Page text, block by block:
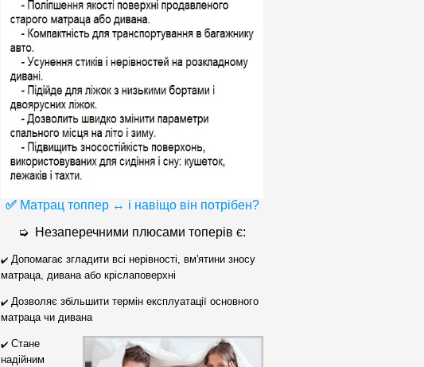
✅ Матрац топпер ↔ і навіщо він потрібен?
➭ Незаперечними плюсами топерів є:
✔️ Допомагає згладити всі нерівності, вм'ятини зносу
матраца, дивана або кріслаповерхні
✔️ Дозволяє збільшити термін експлуатації основного
матраца чи дивана
✔️ Стане
надійним